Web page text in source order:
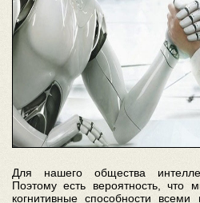
Для нашего общества
Поэтому есть вероятность,
когнитивные способности